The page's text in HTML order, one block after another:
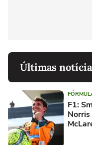
Últimas
F1: